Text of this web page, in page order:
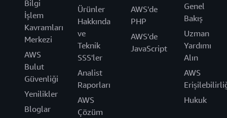
Bilgi
İşlem
Kavramları
Merkezi
AWS
Bulut
Güvenliği
Yenilikler
Bloglar
Ürünler
Hakkında
ve
Teknik
SSS'ler
Analist
Raporları
AWS
Çözüm
AWS'de
PHP
AWS'de
JavaScript
Genel
Bakış
Uzman
Yardımı
Alın
AWS
Hukuk